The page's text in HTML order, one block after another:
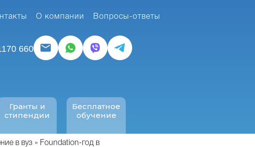
О компании Вопросы-ответы
660
Гранты и
стипендии
Бесплатное
обучение
в вуз
Foundation-год в